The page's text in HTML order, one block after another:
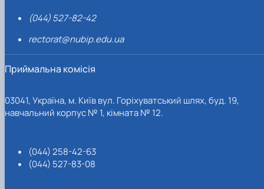
(044) 527-82-42
rectorat@nubip.edu.ua
Приймальна комісія
03041, Україна, м. Київ вул. Горіхуватський шлях, буд. 19,
навчальний корпус № 1, кімната № 12.
(044) 258-42-63
(044) 527-83-08